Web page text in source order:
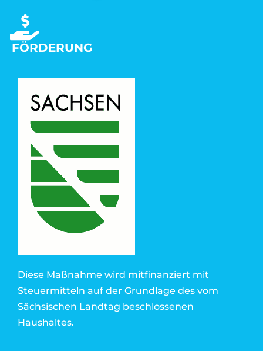
FÖRDERUNG
Diese Maßnahme wird mitfinanziert mit
Steuermitteln auf der Grundlage des vom
Sächsischen Landtag beschlossenen
Haushaltes.